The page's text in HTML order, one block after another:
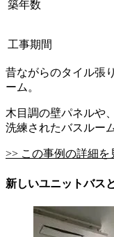
築年数
工事期間
昔ながらのタイル張
ーム。
木目調の壁パネルや
洗練されたバスルー
>> この事例の詳細を
新しいユニットバス